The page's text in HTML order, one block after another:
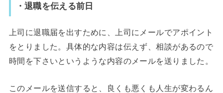
・退職を伝える前日
上司に退職届を出すために、上司にメールでアポイント
をとりました。具体的な内容は伝えず、相談があるので
時間を下さいというような内容のメールを送りました。
このメールを送信すると、良くも悪くも人生が変わるん